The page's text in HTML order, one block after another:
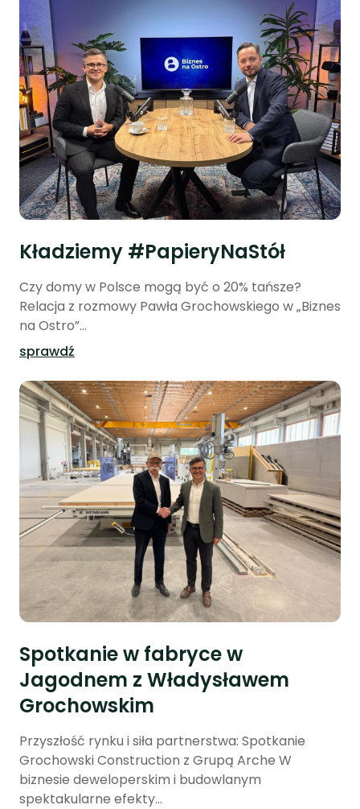
Kładziemy #PapieryNaStół
Czy domy w Polsce mogą być o 20% tańsze?
Relacja z rozmowy Pawła Grochowskiego w „Biznes
na Ostro”...
sprawdź
Spotkanie w fabryce w
Jagodnem z Władysławem
Grochowskim
Przyszłość rynku i siła partnerstwa: Spotkanie
Grochowski Construction z Grupą Arche W
biznesie deweloperskim i budowlanym
spektakularne efekty...